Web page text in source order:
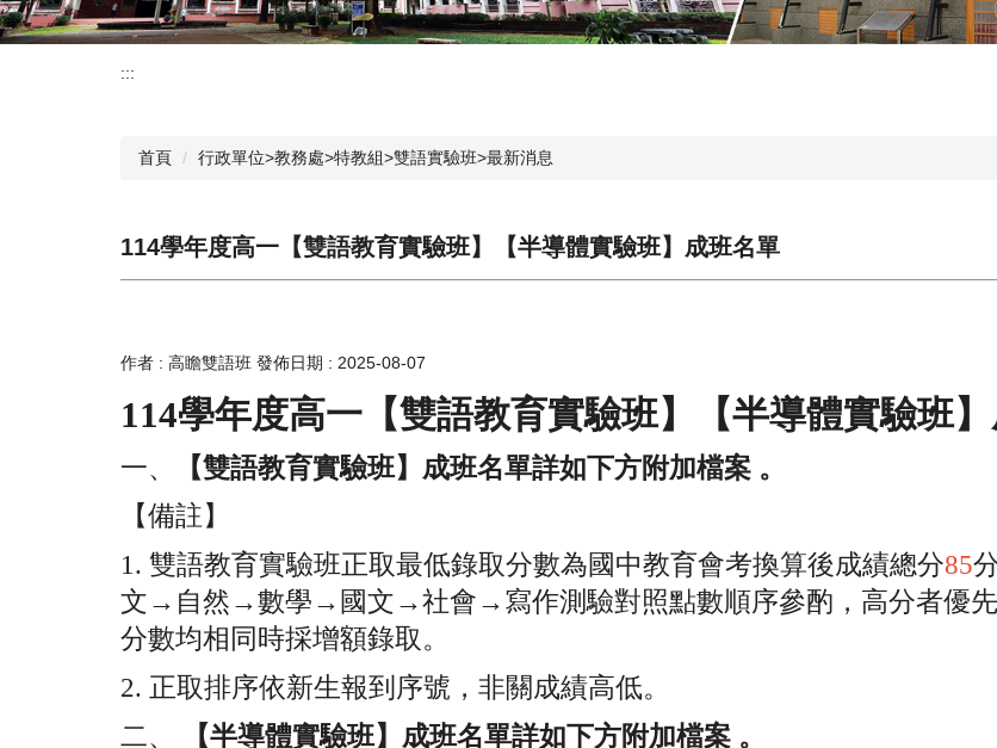
:::
首頁 行政單位>教務處>特教組>雙語實驗班>最新消息
114學年度高一【雙語教育實驗班】【半導體實驗班】成班名單
作者 : 高瞻雙語班 發佈日期 : 2025-08-07
114學年度高一【雙語教育實驗班】【半導體實驗班】
一、
【雙語教育實驗班】成班名單詳如下方附加檔案 。
【備註】
1. 雙語教育實驗班正取最低錄取分數為國中教育會考換算後成績總分85
文→自然→數學→國文→社會→寫作測驗對照點數順序參酌，高分者優先
分數均相同時採增額錄取。
2. 正取排序依新生報到序號，非關成績高低。
二、
【半導體實驗班】成班名單詳如下方附加檔案 。